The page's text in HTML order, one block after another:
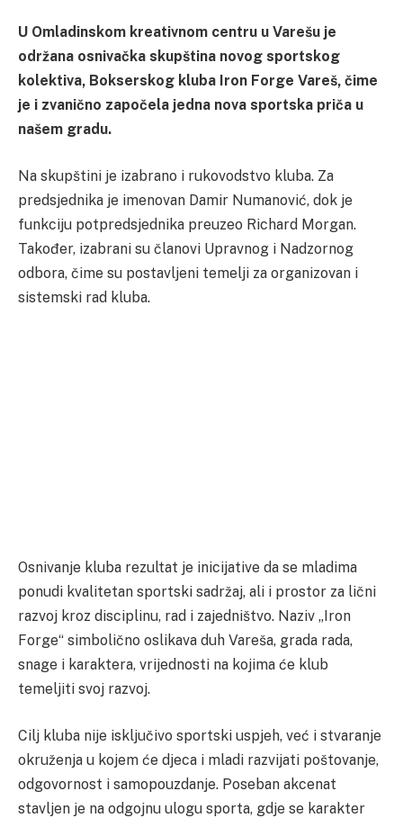
U Omladinskom kreativnom centru u Varešu je
održana osnivačka skupština novog sportskog
kolektiva, Bokserskog kluba Iron Forge Vareš, čime
je i zvanično započela jedna nova sportska priča u
našem gradu.
Na skupštini je izabrano i rukovodstvo kluba. Za
predsjednika je imenovan Damir Numanović, dok je
funkciju potpredsjednika preuzeo Richard Morgan.
Također, izabrani su članovi Upravnog i Nadzornog
odbora, čime su postavljeni temelji za organizovan i
sistemski rad kluba.
Osnivanje kluba rezultat je inicijative da se mladima
ponudi kvalitetan sportski sadržaj, ali i prostor za lični
razvoj kroz disciplinu, rad i zajedništvo. Naziv „Iron
Forge“ simbolično oslikava duh Vareša, grada rada,
snage i karaktera, vrijednosti na kojima će klub
temeljiti svoj razvoj.
Cilj kluba nije isključivo sportski uspjeh, već i stvaranje
okruženja u kojem će djeca i mladi razvijati poštovanje,
odgovornost i samopouzdanje. Poseban akcenat
stavljen je na odgojnu ulogu sporta, gdje se karakter